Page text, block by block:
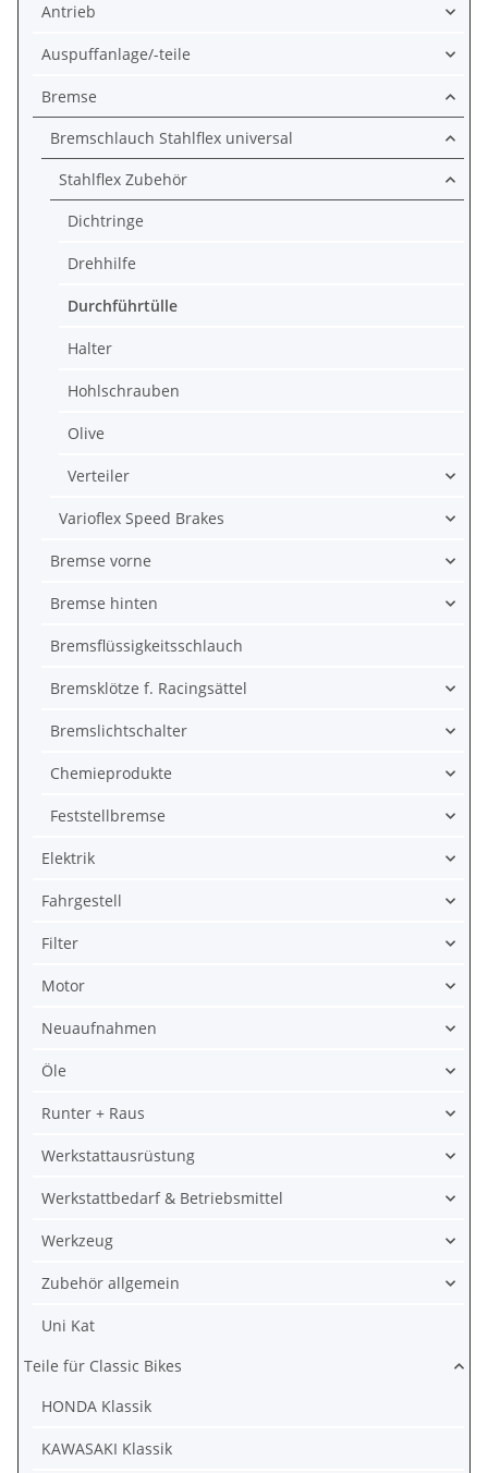
Antrieb
Auspuffanlage/-teile
Bremse
Bremschlauch Stahlflex universal
Stahlflex Zubehör
Dichtringe
Drehhilfe
Durchführtülle
Halter
Hohlschrauben
Olive
Verteiler
Varioflex Speed Brakes
Bremse vorne
Bremse hinten
Bremsflüssigkeitsschlauch
Bremsklötze f. Racingsättel
Bremslichtschalter
Chemieprodukte
Feststellbremse
Elektrik
Fahrgestell
Filter
Motor
Neuaufnahmen
Öle
Runter + Raus
Werkstattausrüstung
Werkstattbedarf & Betriebsmittel
Werkzeug
Zubehör allgemein
Uni Kat
Teile für Classic Bikes
HONDA Klassik
KAWASAKI Klassik